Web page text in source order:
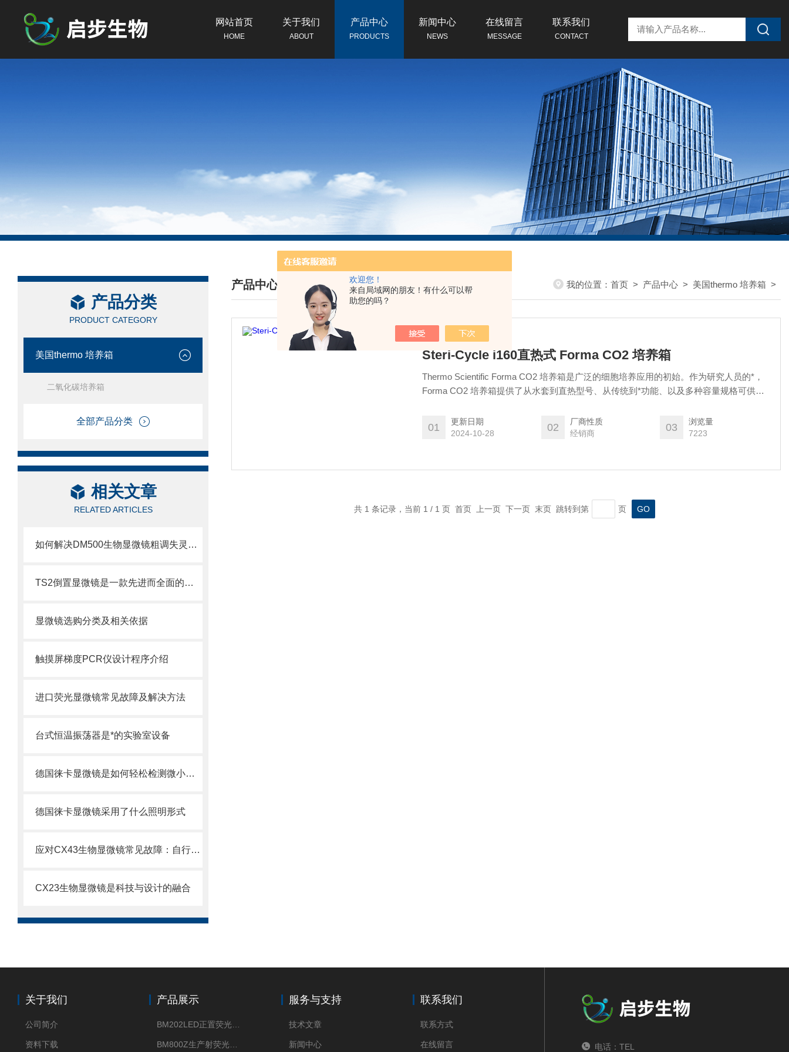
欢迎您！
来自局域网的朋友！有什么可以帮
助您的吗？
网站首页
HOME
关于我们
ABOUT
产品中心
PRODUCTS
新闻中心
NEWS
在线留言
MESSAGE
联系我们
CONTACT
产品分类
PRODUCT CATEGORY
美国thermo 培养箱
二氧化碳培养箱
全部产品分类
相关文章
RELATED ARTICLES
如何解决DM500生物显微镜粗调失灵的问题？
TS2倒置显微镜是一款先进而全面的科学研究工具
显微镜选购分类及相关依据
触摸屏梯度PCR仪设计程序介绍
进口荧光显微镜常见故障及解决方法
台式恒温振荡器是*的实验室设备
德国徕卡显微镜是如何轻松检测微小的细节
德国徕卡显微镜采用了什么照明形式
应对CX43生物显微镜常见故障：自行排查与解决妙招
CX23生物显微镜是科技与设计的融合
产品中心
/ PRODUCTS CENTER
我的位置： 首页 > 产品中心 > 美国thermo 培养箱 >
Steri-Cycle i160直热式 Forma CO2 培养箱
Thermo Scientific Forma CO2 培养箱是广泛的细胞培养应用的初始。作为研究人员的*，
Forma CO2 培养箱提供了从水套到直热型号、从传统到*功能、以及多种容量规格可供选
01
更新日期
2024-10-28
02
厂商性质
经销商
03
浏览量
7223
共 1 条记录，当前 1 / 1 页 首页 上一页 下一页 末页 跳转到第 页
关于我们
公司简介
资料下载
产品展示 服务与支持
技术文章
新闻中心
联系我们
联系方式
在线留言 电话：TEL